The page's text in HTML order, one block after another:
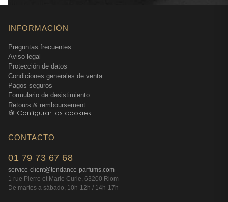
INFORMACIÓN
Preguntas frecuentes
Aviso legal
Protección de datos
Condiciones generales de venta
Pagos seguros
Formulario de desistimiento
Retours & remboursement
🍪 Configurar las cookies
CONTACTO
01 79 73 67 68
service-client@tendance-parfums.com
1 rue Pierre et Marie Curie, 63200 Riom
De martes a sábado, 10h-12h / 14h-17h